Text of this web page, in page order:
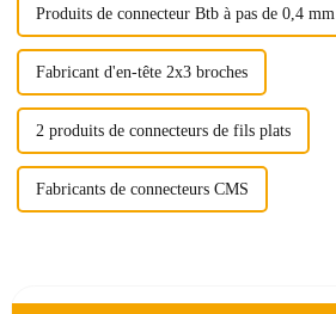
Produits de connecteur Btb à pas de 0,4 mm
Fabricant d'en-tête 2x3 broches
2 produits de connecteurs de fils plats
Fabricants de connecteurs CMS